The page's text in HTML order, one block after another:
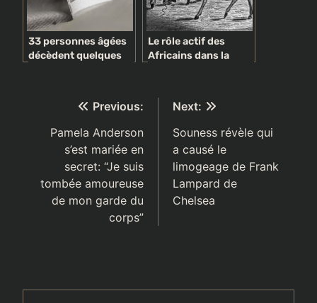
33 personnes âgées
décèdent quelques
Le rôle actif des
Africains dans la
Navigation
de
l’article
Previous:
Pamela Anderson
s’est mariée en
secret: “Je suis
tombée amoureuse
de mon garde du
corps”
Next:
Souness révèle qui
a causé le
limogeage de Frank
Lampard de
Chelsea